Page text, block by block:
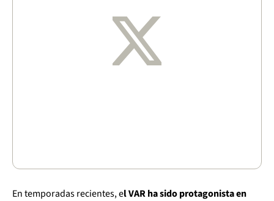
En temporadas recientes, el VAR ha sido protagonista en